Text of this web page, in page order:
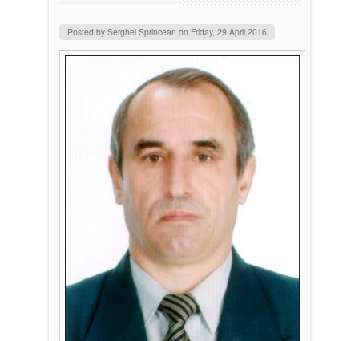
Posted by Serghei Sprincean on Friday, 29 April 2016